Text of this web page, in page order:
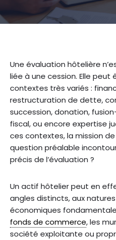
Une évaluation hôtelière
liée à une cession. Elle
contextes très variés :
restructuration de dette,
succession, donation,
fiscal, ou encore expertise
ces contextes, la mission de
question préalable
précis de l’évaluation ?
Un actif hôtelier peut en
angles distincts, aux
économiques
fonds de commerce, les
société exploitante ou